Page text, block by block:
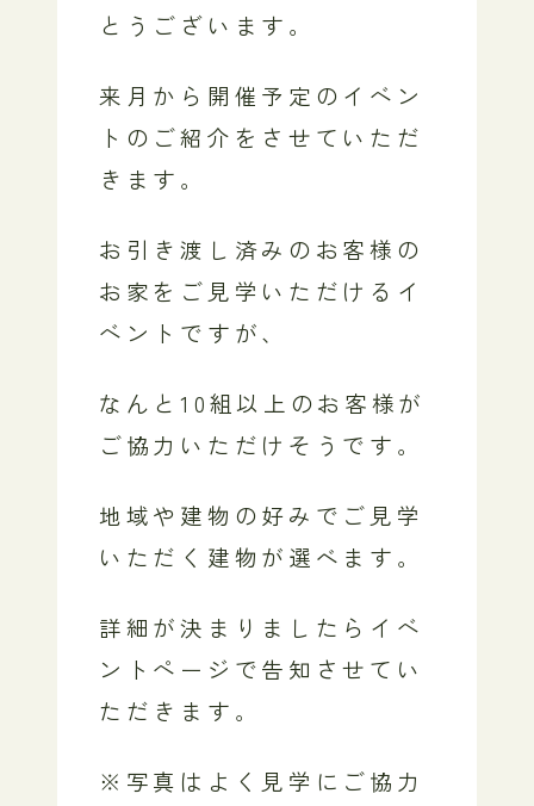
とうございます。
来月から開催予定のイベン
トのご紹介をさせていただ
きます。
お引き渡し済みのお客様の
お家をご見学いただけるイ
ベントですが、
なんと10組以上のお客様が
ご協力いただけそうです。
地域や建物の好みでご見学
いただく建物が選べます。
詳細が決まりましたらイベ
ントページで告知させてい
ただきます。
※写真はよく見学にご協力